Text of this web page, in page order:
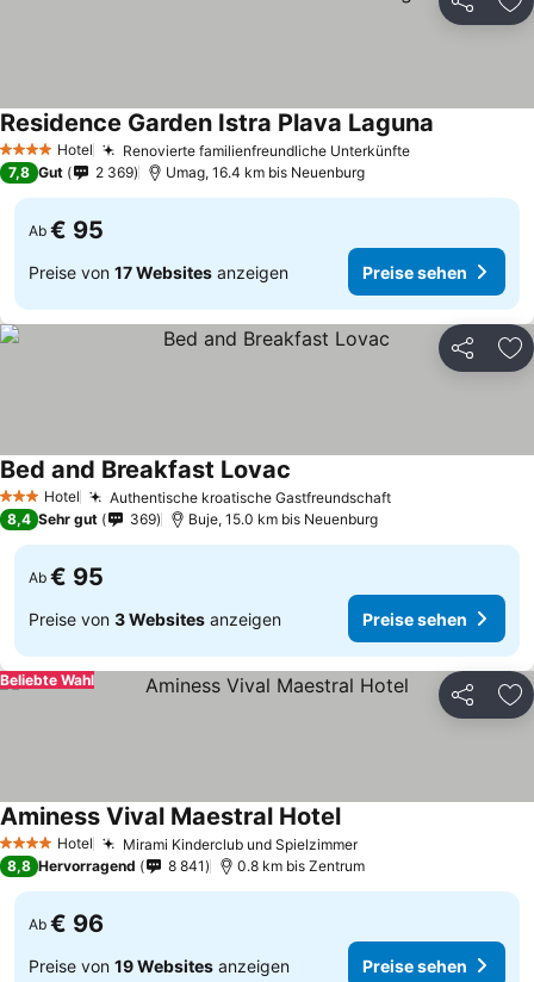
Teilen
4 Sterne Hotel Renovierte familienfreundliche Unterkünfte
Residence Garden Istra Plava Laguna
7,8 Gut 2 369 Umag, 16.4 km bis Neuenburg
Ab € 95
Preise von 17 Websites anzeigen Preise sehen
Teilen
3 SterneHotel Authentische kroatische Gastfreundschaft
Bed and Breakfast Lovac
8,4 Sehr gut 369 Buje, 15.0 km bis Neuenburg
Ab € 95
Preise von 3 Websites anzeigen Preise sehen
Teilen
Beliebte Wahl
4 Sterne Hotel Mirami Kinderclub und Spielzimmer
Aminess Vival Maestral Hotel
8,8 Hervorragend 8 841 0.8 km bis Zentrum
Ab € 96
Preise von 19 Websites anzeigen Preise sehen